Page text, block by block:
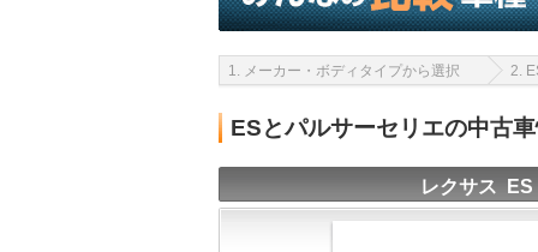
1. メーカー・ボディタイプから選択 2.
ESとパルサーセリエの中古
レクサス ES